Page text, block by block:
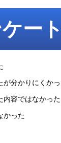
ー
が分かりにくか
内容ではなかった
かった